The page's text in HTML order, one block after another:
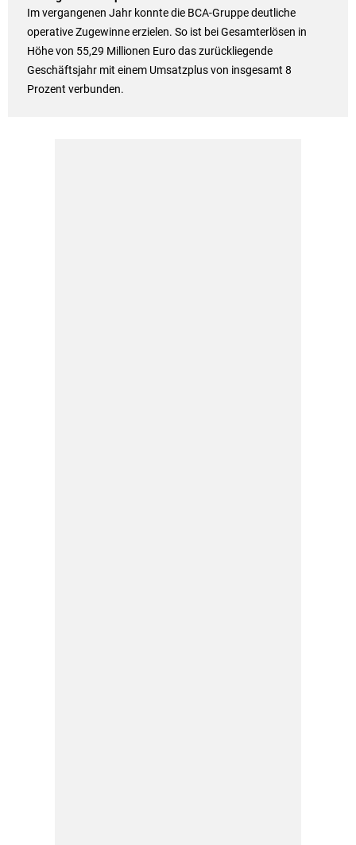
Im vergangenen Jahr konnte die BCA-Gruppe deutliche
operative Zugewinne erzielen. So ist bei Gesamterlösen in
Höhe von 55,29 Millionen Euro das zurückliegende
Geschäftsjahr mit einem Umsatzplus von insgesamt 8
Prozent verbunden.